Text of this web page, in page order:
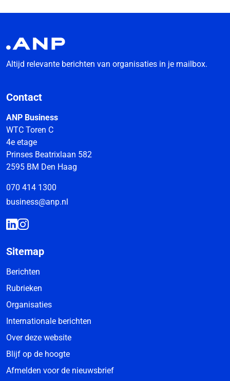
Altijd relevante berichten van organisaties in je mailbox.
Contact
ANP Business
WTC Toren C
4e etage
Prinses Beatrixlaan 582
2595 BM Den Haag
070 414 1300
business@anp.nl
Sitemap
Berichten
Rubrieken
Organisaties
Internationale berichten
Over deze website
Blijf op de hoogte
Afmelden voor de nieuwsbrief